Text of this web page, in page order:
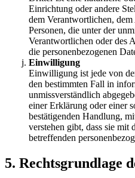
Einrichtung oder andere
dem Verantwortlichen,
Personen, die unter der
Verantwortlichen oder des
die personenbezogenen
Einwilligung
Einwilligung ist jede von
den bestimmten Fall in
unmissverständlich
einer Erklärung oder einer
bestätigenden Handlung,
verstehen gibt, dass sie mit
betreffenden
5. Rechtsgrundlage